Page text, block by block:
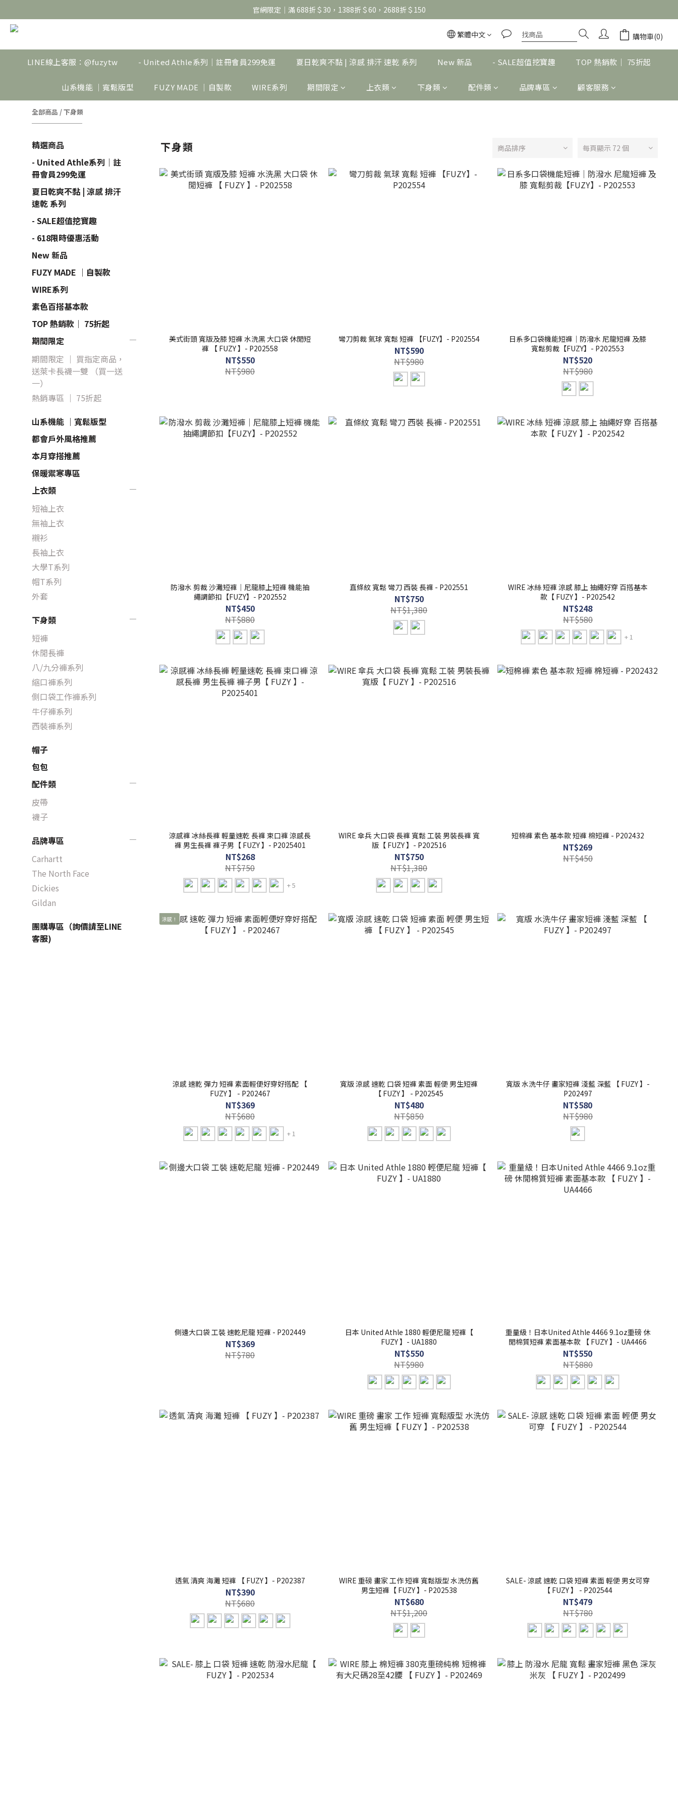
官網限定｜滿 688折＄30，1388折＄60，2688折＄150
官網限定｜滿 688折＄30，1388折＄60，2688折＄150
官網限定｜滿 688折＄30，1388折＄60，2688折＄150
繁體中文 購物車(0)
LINE線上客服：@fuzytw - United Athle系列｜註冊會員299免運 夏日乾爽不黏 | 涼感 排汗 速乾 系列 New 新品 - SALE超值挖寶趣 TOP 熱銷款｜ 75折起
山系機能 ｜寬鬆版型 FUZY MADE ｜自製款 WIRE系列 期間限定 上衣類 下身類 配件類 品牌專區 顧客服務
全部商品 /下身類
精選商品
- United Athle系列｜註
冊會員299免運
夏日乾爽不黏 | 涼感 排汗
速乾 系列
- SALE超值挖寶趣
- 618限時優惠活動
New 新品
FUZY MADE ｜自製款
WIRE系列
素色百搭基本款
TOP 熱銷款｜ 75折起
期間限定
期間限定 ｜ 買指定商品，
送萊卡長襪一雙 （買一送
一）
熱銷專區 ｜ 75折起
山系機能 ｜寬鬆版型
都會戶外風格推薦
本月穿搭推薦
保暖禦寒專區
上衣類
短袖上衣
無袖上衣
襯衫
長袖上衣
大學T系列
帽T系列
外套
下身類
短褲
休閒長褲
八/九分褲系列
縮口褲系列
側口袋工作褲系列
牛仔褲系列
西裝褲系列
帽子
包包
配件類
皮帶
襪子
品牌專區
Carhartt
The North Face
Dickies
Gildan
團購專區（詢價請至LINE
客服)
下身類 商品排序 每頁顯示 72 個
美式街頭 寬版及膝 短褲 水洗黑 大口袋 休閒短
褲 【 FUZY 】- P202558
NT$550
NT$980
彎刀剪裁 氣球 寬鬆 短褲 【FUZY】- P202554
NT$590
NT$980
日系多口袋機能短褲｜防潑水 尼龍短褲 及膝
寬鬆剪裁【FUZY】- P202553
NT$520
NT$980
防潑水 剪裁 沙灘短褲｜尼龍膝上短褲 機能抽
繩調節扣【FUZY】- P202552
NT$450
NT$880
直條紋 寬鬆 彎刀 西裝 長褲 - P202551
NT$750
NT$1,380
WIRE 冰絲 短褲 涼感 膝上 抽繩好穿 百搭基本
款【 FUZY 】- P202542
NT$248
NT$580
+ 1
涼感褲 冰絲長褲 輕量速乾 長褲 束口褲 涼感長
褲 男生長褲 褲子男【 FUZY 】- P2025401
NT$268
NT$750
+ 5
WIRE 傘兵 大口袋 長褲 寬鬆 工裝 男裝長褲 寬
版【 FUZY 】- P202516
NT$750
NT$1,380
短棉褲 素色 基本款 短褲 棉短褲 - P202432
NT$269
NT$450
涼感！
涼感 速乾 彈力 短褲 素面輕便好穿好搭配 【
FUZY 】 - P202467
NT$369
NT$680
+ 1
寬版 涼感 速乾 口袋 短褲 素面 輕便 男生短褲
【 FUZY 】 - P202545
NT$480
NT$850
寬版 水洗牛仔 畫家短褲 淺藍 深藍 【 FUZY 】-
P202497
NT$580
NT$980
側邊大口袋 工裝 速乾尼龍 短褲 - P202449
NT$369
NT$780
日本 United Athle 1880 輕便尼龍 短褲【
FUZY 】- UA1880
NT$550
NT$980
重量級！日本United Athle 4466 9.1oz重磅 休
閒棉質短褲 素面基本款 【 FUZY 】- UA4466
NT$550
NT$880
透氣 清爽 海灘 短褲 【 FUZY 】- P202387
NT$390
NT$680
WIRE 重磅 畫家 工作 短褲 寬鬆版型 水洗仿舊
男生短褲【 FUZY 】- P202538
NT$680
NT$1,200
SALE- 涼感 速乾 口袋 短褲 素面 輕便 男女可穿
【 FUZY 】 - P202544
NT$479
NT$780